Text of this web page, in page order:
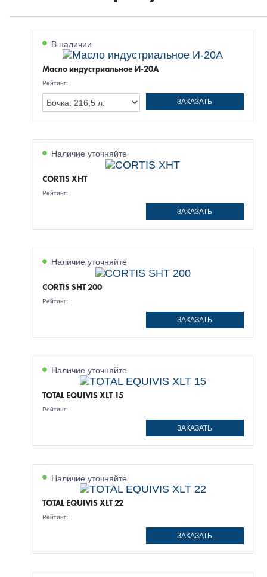
В наличии
Масло индустриальное И-20А
Рейтинг:
ЗАКАЗАТЬ
Наличие уточняйте
CORTIS XHT
Рейтинг:
ЗАКАЗАТЬ
Наличие уточняйте
CORTIS SHT 200
Рейтинг:
ЗАКАЗАТЬ
Наличие уточняйте
TOTAL EQUIVIS XLT 15
Рейтинг:
ЗАКАЗАТЬ
Наличие уточняйте
TOTAL EQUIVIS XLT 22
Рейтинг:
ЗАКАЗАТЬ